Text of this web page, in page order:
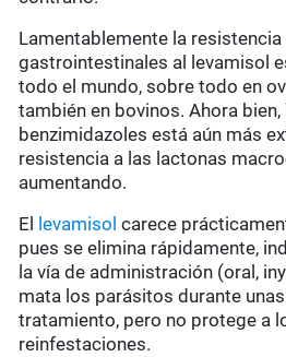
Lamentablemente la
gastrointestinales al levamisol
todo el mundo, sobre todo en
también en bovinos. Ahora
benzimidazoles está aún más
resistencia a las lactonas
aumentando.
El
levamisol carece
pues se elimina rápidamente,
la vía de administración (oral,
mata los parásitos durante
tratamiento, pero no protege a
reinfestaciones.